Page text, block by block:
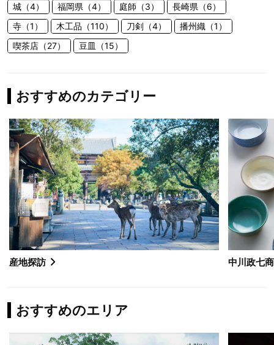
城（4） 福岡県（4） 庭師（3）
長崎県（6）
寺（1）
木工品（110） 刀剣（4）
播州織（1）
喫茶店（27）
豆皿（15）
おすすめのカテゴリー
産地探訪 中川政七
おすすめのエリア